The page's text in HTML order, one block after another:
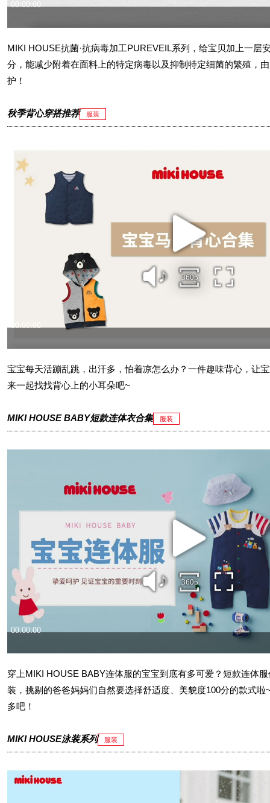
MIKI HOUSE抗菌·抗病毒加工PUREVEIL系列，给宝贝加上一层
分，能减少附着在面料上的特定病毒以及抑制特定细菌的繁殖，
护！
秋季背心穿搭推荐 服装
宝宝每天活蹦乱跳，出汗多，怕着凉怎么办？一件趣味背心，让
来一起找找背心上的小耳朵吧~
MIKI HOUSE BABY短款连体衣合集 服装
穿上MIKI HOUSE BABY连体服的宝宝到底有多可爱？短款连体
装，挑剔的爸爸妈妈们自然要选择舒适度、美貌度100分的款式啦
多吧！
MIKI HOUSE泳装系列 服装